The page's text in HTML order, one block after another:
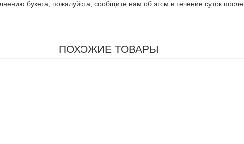
букета, пожалуйста, сообщите нам об этом в течение суток
ПОХОЖИЕ ТОВАРЫ